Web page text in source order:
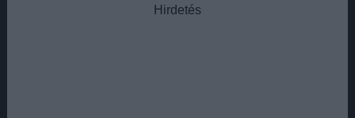
Hirdetés